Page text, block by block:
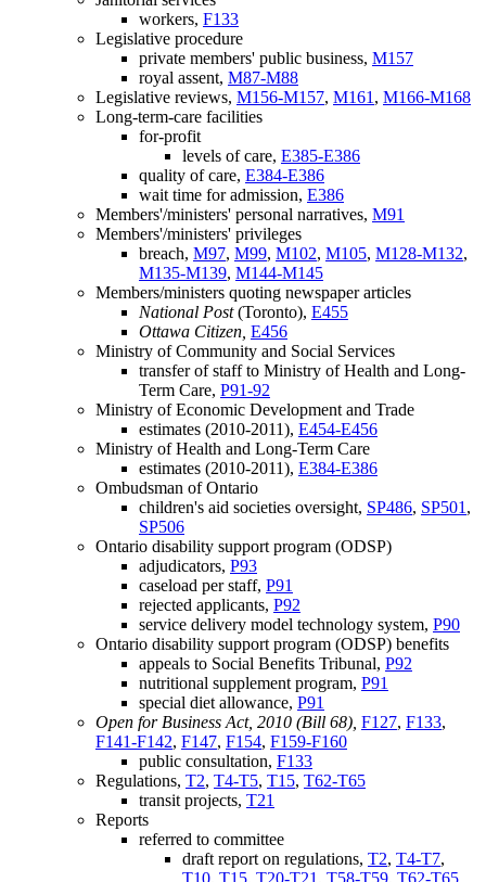
workers, F133
Legislative procedure
private members' public business, M157
royal assent, M87-M88
Legislative reviews, M156-M157, M161 , M166-M168
Long-term-care facilities
for-profit
levels of care, E385-E386
quality of care, E384-E386
wait time for admission, E386
Members'/ministers' personal narratives, M91
Members'/ministers' privileges
breach, M97, M99, M102, M105, M128-M132,
M135-M139, M144-M145
Members/ministers quoting newspaper articles
National Post(Toronto), E455
Ottawa Citizen, E456
Ministry of Community and Social Services
transfer of staff to Ministry of Health and Long-
Term Care, P91-92
Ministry of Economic Development and Trade
estimates (2010-2011), E454-E456
Ministry of Health and Long-Term Care
estimates (2010-2011), E384-E386
Ombudsman of Ontario
children's aid societies oversight, SP486, SP501 ,
SP506
Ontario disability support program (ODSP)
adjudicators, P93
caseload per staff, P91
rejected applicants, P92
service delivery model technology system, P90
Ontario disability support program (ODSP) benefits
appeals to Social Benefits Tribunal, P92
nutritional supplement program, P91
special diet allowance, P91
Open for Business Act, 2010 (Bill 68), F127, F133,
F141-F142, F147, F154, F159-F160
public consultation, F133
Regulations, T2, T4-T5, T15, T62-T65
transit projects, T21
Reports
referred to committee
draft report on regulations, T2, T4-T7,
T10, T15, T20-T21 , T58-T59, T62-T65